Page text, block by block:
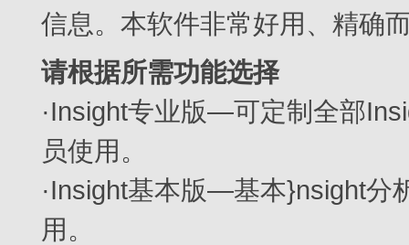
信息。本软件非常好用、精确
请根据所需功能选择
·Insight专业版—可定制全部
员使用。
·Insight基本版—基本}nsight分
用。